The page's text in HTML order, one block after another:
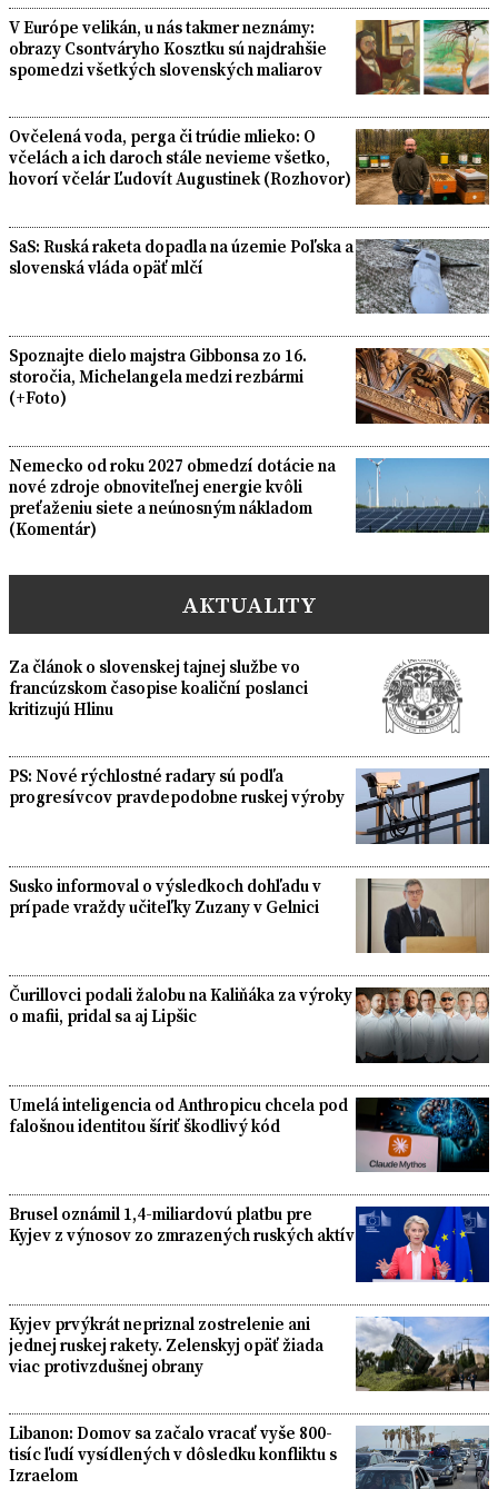
V Európe velikán, u nás takmer neznámy:
obrazy Csontváryho Kosztku sú najdrahšie
spomedzi všetkých slovenských maliarov
Ovčelená voda, perga či trúdie mlieko: O
včelách a ich daroch stále nevieme všetko,
hovorí včelár Ľudovít Augustinek (Rozhovor)
SaS: Ruská raketa dopadla na územie Poľska a
slovenská vláda opäť mlčí
Spoznajte dielo majstra Gibbonsa zo 16.
storočia, Michelangela medzi rezbármi
(+Foto)
Nemecko od roku 2027 obmedzí dotácie na
nové zdroje obnoviteľnej energie kvôli
preťaženiu siete a neúnosným nákladom
(Komentár)
AKTUALITY
Za článok o slovenskej tajnej službe vo
francúzskom časopise koaliční poslanci
kritizujú Hlinu
PS: Nové rýchlostné radary sú podľa
progresívcov pravdepodobne ruskej výroby
Susko informoval o výsledkoch dohľadu v
prípade vraždy učiteľky Zuzany v Gelnici
Čurillovci podali žalobu na Kaliňáka za výroky
o mafii, pridal sa aj Lipšic
Umelá inteligencia od Anthropicu chcela pod
falošnou identitou šíriť škodlivý kód
Brusel oznámil 1,4-miliardovú platbu pre
Kyjev z výnosov zo zmrazených ruských aktív
Kyjev prvýkrát nepriznal zostrelenie ani
jednej ruskej rakety. Zelenskyj opäť žiada
viac protivzdušnej obrany
Libanon: Domov sa začalo vracať vyše 800-
tisíc ľudí vysídlených v dôsledku konfliktu s
Izraelom